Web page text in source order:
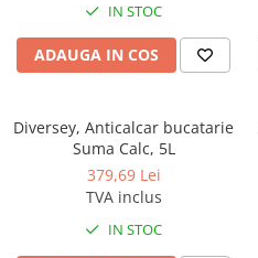
IN STOC
ADAUGA IN COS
Diversey, Anticalcar bucatarie
Suma Calc, 5L
379,69 Lei
TVA inclus
IN STOC